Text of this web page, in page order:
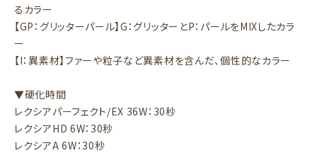
るカラー
【GP：グリッターパール】G：グリッターとP：パールをMIXしたカラ
ー
【I：異素材】ファーや粒子など異素材を含んだ、個性的なカラー
▼硬化時間
レクシアパーフェクト/EX 36W：30秒
レクシアHD 6W：30秒
レクシアA 6W：30秒